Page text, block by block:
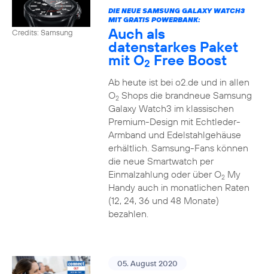
Credits: Samsung
DIE NEUE SAMSUNG GALAXY WATCH3
MIT GRATIS POWERBANK:
Auch als
datenstarkes Paket
mit O2 Free Boost
Ab heute ist bei o2.de und in allen
O2Shops die brandneue Samsung
Galaxy Watch3 im klassischen
Premium-Design mit Echtleder-
Armband und Edelstahlgehäuse
erhältlich. Samsung-Fans können
die neue Smartwatch per
Einmalzahlung oder über O2My
Handy auch in monatlichen Raten
(12, 24, 36 und 48 Monate)
bezahlen.
05. August 2020